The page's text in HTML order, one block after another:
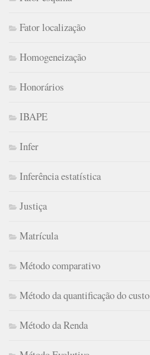
Fator localização
Homogeneização
Honorários
IBAPE
Infer
Inferência estatística
Justiça
Matrícula
Método comparativo
Método da quantificação do custo
Método da Renda